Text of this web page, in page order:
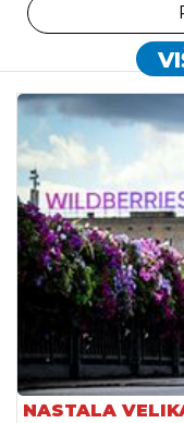
NASTALA